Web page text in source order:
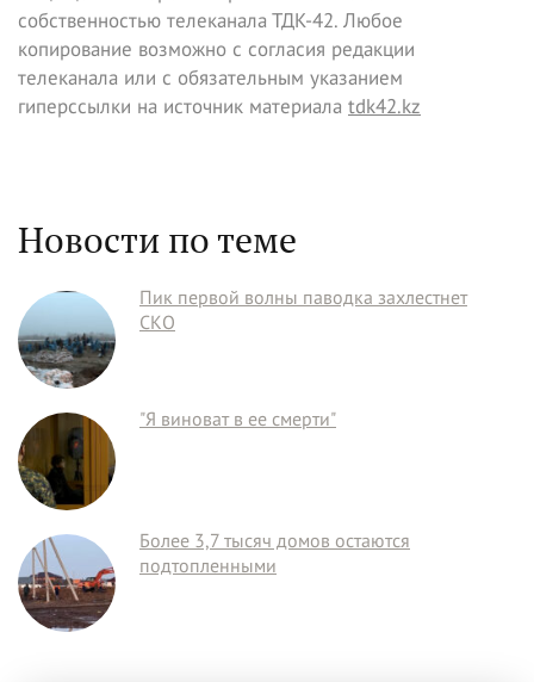
собственностью телеканала ТДК-42. Любое
копирование возможно с согласия редакции
телеканала или с обязательным указанием
гиперссылки на источник материала tdk42.kz
Новости по теме
Пик первой волны паводка захлестнет
СКО
"Я виноват в ее смерти"
Более 3,7 тысяч домов остаются
подтопленными